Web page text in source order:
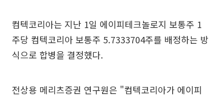
컴텍코리아는 지난 1일 에이피테크놀로지 보통주 1
주당 컴텍코리아 보통주 5.7333704주를 배정하는 방
식으로 합병을 결정했다.
전상용 메리츠증권 연구원은 "컴텍코리아가 에이피